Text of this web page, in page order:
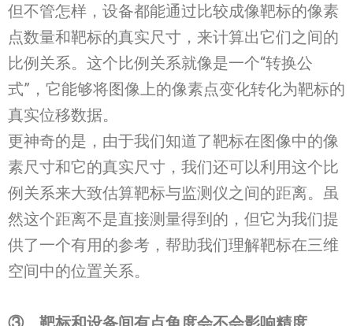
但不管怎样，设备都能通过比较成像靶标的像素
点数量和靶标的真实尺寸，来计算出它们之间的
比例关系。这个比例关系就像是一个“转换公
式”，它能够将图像上的像素点变化转化为靶标的
真实位移数据。
更神奇的是，由于我们知道了靶标在图像中的像
素尺寸和它的真实尺寸，我们还可以利用这个比
例关系来大致估算靶标与监测仪之间的距离。虽
然这个距离不是直接测量得到的，但它为我们提
供了一个有用的参考，帮助我们理解靶标在三维
空间中的位置关系。